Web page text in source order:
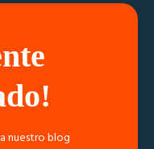
nuestro blog